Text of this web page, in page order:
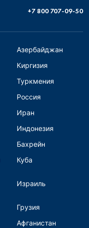
+7 800 707-09-50
Азербайджан
Киргизия
Туркмения
Россия
Иран
Индонезия
Бахрейн
Куба
Израиль
Грузия
Афганистан